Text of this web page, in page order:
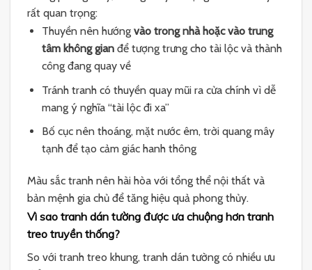
rất quan trọng:
Thuyền nên hướng vào trong nhà hoặc vào trung
tâm không gianđể tượng trưng cho tài lộc và thành
công đang quay về
Tránh tranh có thuyền quay mũi ra cửa chính vì dễ
mang ý nghĩa “tài lộc đi xa”
Bố cục nên thoáng, mặt nước êm, trời quang mây
tạnh để tạo cảm giác hanh thông
Màu sắc tranh nên hài hòa với tổng thể nội thất và
bản mệnh gia chủ để tăng hiệu quả phong thủy.
Vì sao tranh dán tường được ưa chuộng hơn tranh
treo truyền thống?
So với tranh treo khung, tranh dán tường có nhiều ưu